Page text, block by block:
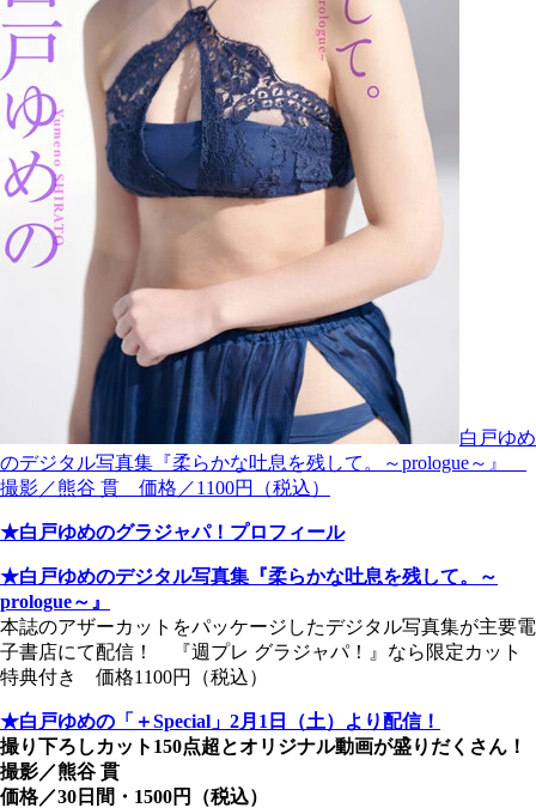
白戸ゆめ
のデジタル写真集『柔らかな吐息を残して。～prologue～』
撮影／熊谷 貫 価格／1100円（税込）
★白戸ゆめのグラジャパ！プロフィール
★白戸ゆめのデジタル写真集『柔らかな吐息を残して。～
prologue～』
本誌のアザーカットをパッケージしたデジタル写真集が主要電
子書店にて配信！ 『週プレ グラジャパ！』なら限定カット
特典付き 価格1100円（税込）
★白戸ゆめの「＋Special」2月1日（土）より配信！
撮り下ろしカット150点超とオリジナル動画が盛りだくさん！
撮影／熊谷 貫
価格／30日間・1500円（税込）